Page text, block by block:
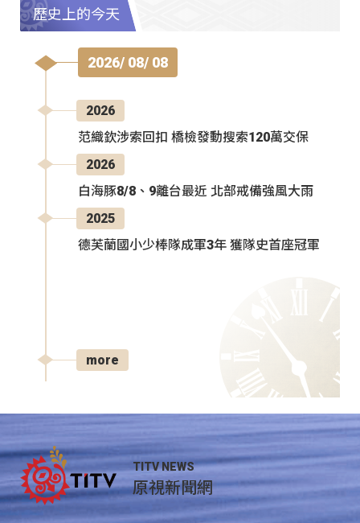
歷史上的今天
2026/ 08/ 08
2026
范織欽涉索回扣 橋檢發動搜索120萬交保
2026
白海豚8/8、9離台最近 北部戒備強風大雨
2025
德芙蘭國小少棒隊成軍3年 獲隊史首座冠軍
more
TITV NEWS
原視新聞網